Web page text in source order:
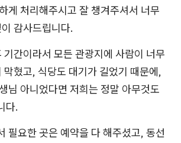
게 처리해주시고 잘 챙겨주셔서 너무
감사드립니다.
간이라서 모든 관광지에 사람이 너무
막혔고, 식당도 대기가 길었기 때문에,
님 아니었다면 저희는 정말 아무것도
다.
필요한 곳은 예약을 다 해주셨고, 동선